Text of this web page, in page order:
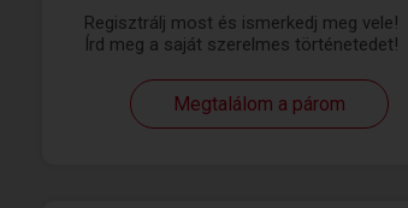
Regisztrálj most és ismerkedj meg vele!
Írd meg a saját szerelmes történetedet!
Megtalálom a párom